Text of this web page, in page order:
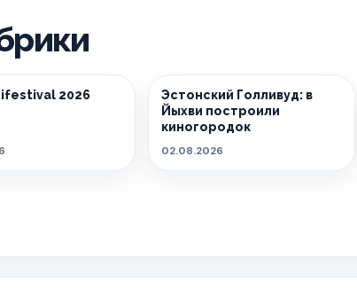
2026
Эстонский Голливуд: в
Йыхви построили
киногородок
02.08.2026